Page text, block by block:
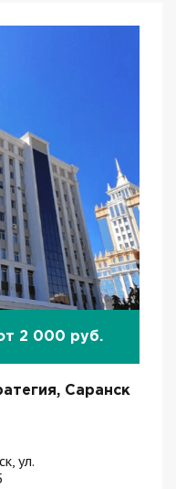
2 000 руб.
Саранск
ул.